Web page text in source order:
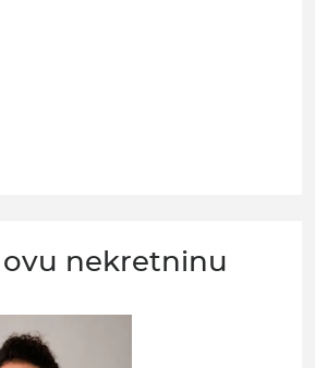
nekretninu